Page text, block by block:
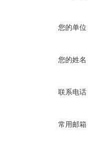
您的单位
您的姓名
联系电话
常用邮箱